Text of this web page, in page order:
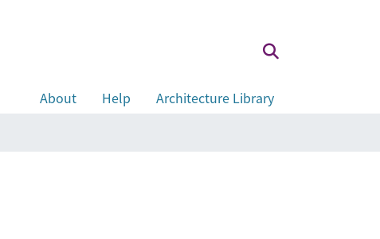
About Help
Architecture Library